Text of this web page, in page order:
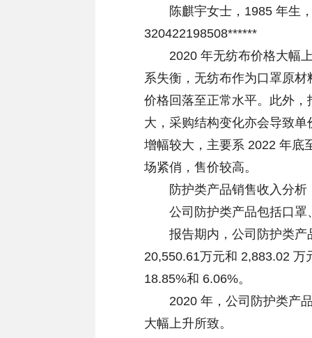
陈麒宇女士，1985 年生，
320422198508******
2020 年无纺布价格大幅上
系失衡，无纺布作为口罩原
价格回落至正常水平。此外
大，采购结构变化亦会导致
增幅较大，主要系 2022 年底
场紧俏，售价较高。
防护类产品销售收入分析
公司防护类产品包括口罩
报告期内，公司防护类产
20,550.61万元和 2,883.02
18.85%和 6.06%。
2020 年，公司防护类产品
大幅上升所致。